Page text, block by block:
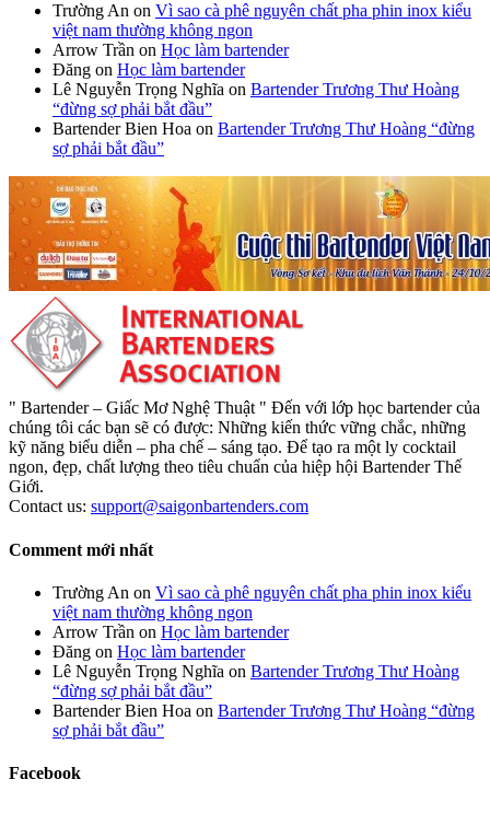
Trường An on Vì sao cà phê nguyên chất pha phin inox kiểu
việt nam thường không ngon
Arrow Trần on Học làm bartender
Đăng on Học làm bartender
Lê Nguyễn Trọng Nghĩa on Bartender Trương Thư Hoàng
“đừng sợ phải bắt đầu”
Bartender Bien Hoa on Bartender Trương Thư Hoàng “đừng
sợ phải bắt đầu”
" Bartender – Giấc Mơ Nghệ Thuật " Đến với lớp học bartender của
chúng tôi các bạn sẽ có được: Những kiến thức vững chắc, những
kỹ năng biểu diễn – pha chế – sáng tạo. Để tạo ra một ly cocktail
ngon, đẹp, chất lượng theo tiêu chuẩn của hiệp hội Bartender Thế
Giới.
Contact us: support@saigonbartenders.com
Comment mới nhất
Trường An on Vì sao cà phê nguyên chất pha phin inox kiểu
việt nam thường không ngon
Arrow Trần on Học làm bartender
Đăng on Học làm bartender
Lê Nguyễn Trọng Nghĩa on Bartender Trương Thư Hoàng
“đừng sợ phải bắt đầu”
Bartender Bien Hoa on Bartender Trương Thư Hoàng “đừng
sợ phải bắt đầu”
Facebook